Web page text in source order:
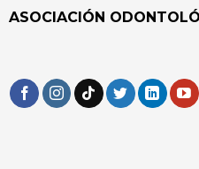
ASOCIACIÓN